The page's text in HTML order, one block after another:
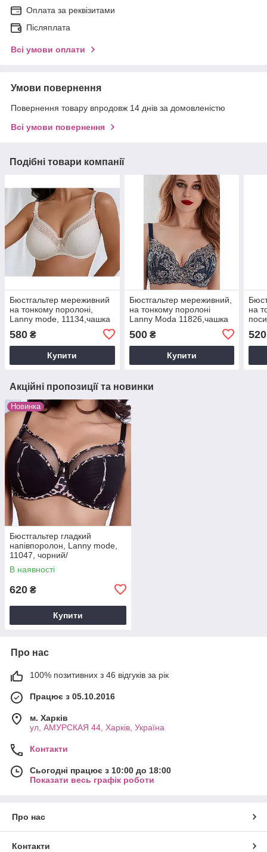
Оплата за реквізитами
Післяплата
Всі умови оплати
Умови повернення
Повернення товару впродовж 14 днів за домовленістю
Всі умови повернення
Подібні товари компанії
Бюстгальтер мереживний
на тонкому поролоні,
Lanny mode, 11134,чашка
580 ₴
Купити
Бюстгальтер мереживний,
на тонкому поролоні
Lanny Moda 11826,чашка
500₴
Купити
на
520
Акційні пропозиції та новинки
Новинка
Бюстгальтер гладкий
напівпоролон, Lanny mode,
11047, чорний/
леопард,чашка E.
В наявності
620 ₴
Купити
Про нас
100% позитивних з 46 відгуків за рік
Працює з 05.10.2016
м. Харків
ул, АМУРСКАЯ 44, Харків, Україна
Контакти
Сьогодні працює з 10:00 до 18:00
Показати весь графік роботи
Про нас
Контакти